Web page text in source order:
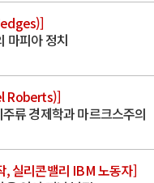
마피아 정치
Roberts)]
류 경제학과 마르크스주의
, 실리콘밸리 IBM 노동자]